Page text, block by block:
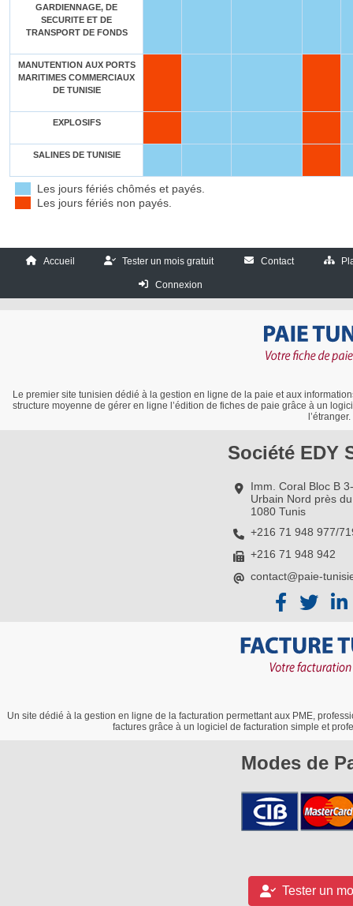
GARDIENNAGE, DE
SECURITE ET DE
TRANSPORT DE FONDS
MANUTENTION AUX PORTS
MARITIMES COMMERCIAUX
DE TUNISIE
EXPLOSIFS
SALINES DE TUNISIE
Les jours fériés chômés et payés.
Les jours fériés non payés.
Accueil Tester un mois gratuit Contact
Connexion
Le premier site tunisien dédié à la gestion en ligne de la paie et aux
structure moyenne de gérer en ligne l’édition de fiches de paie grâce à un
l’étranger.
Société EDY
Imm. Coral Bloc B
Urbain Nord près
1080 Tunis
+216 71 948 977/
+216 71 948 942
contact@paie-
Modes de
Tester un
Un site dédié à la gestion en ligne de la facturation permettant aux PME,
factures grâce à un logiciel de facturation simple et